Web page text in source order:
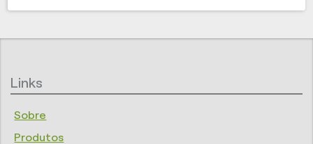
Links
Sobre
Produtos